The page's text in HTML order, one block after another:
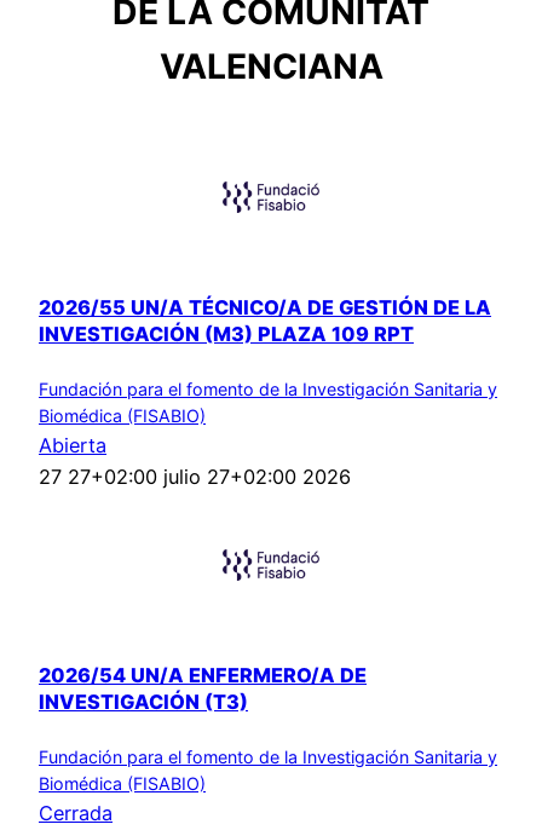
DE LA COMUNITAT
VALENCIANA
2026/55 UN/A TÉCNICO/A DE GESTIÓN DE LA
INVESTIGACIÓN (M3) PLAZA 109 RPT
Fundación para el fomento de la Investigación Sanitaria y
Biomédica (FISABIO)
Abierta
27 27+02:00 julio 27+02:00 2026
2026/54 UN/A ENFERMERO/A DE
INVESTIGACIÓN (T3)
Fundación para el fomento de la Investigación Sanitaria y
Biomédica (FISABIO)
Cerrada